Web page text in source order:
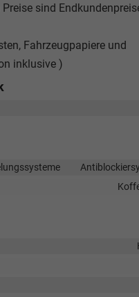
sind
Fahrzeugpapiere und
inklusive )